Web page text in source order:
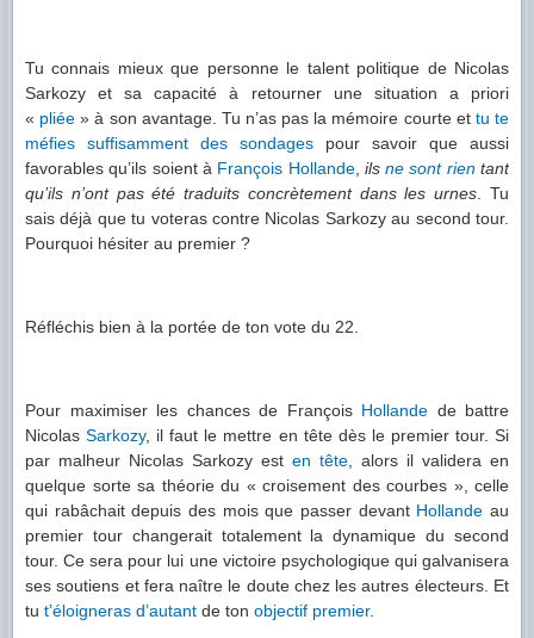
Tu connais mieux que personne le talent politique de Nicolas
Sarkozy et sa capacité à retourner une situation a priori
« pliée » à son avantage. Tu n’as pas la mémoire courte et tu te
méfies suffisamment des sondages pour savoir que aussi
favorables qu’ils soient à François Hollande, ilsne sont rientant
qu’ils n’ont pas été traduits concrètement dans les urnes . Tu
sais déjà que tu voteras contre Nicolas Sarkozy au second tour.
Pourquoi hésiter au premier ?
Réfléchis bien à la portée de ton vote du 22.
Pour maximiser les chances de François Hollande de battre
NicolasSarkozy, il faut le mettre en tête dès le premier tour. Si
par malheur Nicolas Sarkozy est en tête , alors il validera en
quelque sorte sa théorie du « croisement des courbes », celle
qui rabâchait depuis des mois que passer devant Hollande au
premier tour changerait totalement la dynamique du second
tour. Ce sera pour lui une victoire psychologique qui galvanisera
ses soutiens et fera naître le doute chez les autres électeurs. Et
tu t’éloigneras d’autant de ton objectif premier.